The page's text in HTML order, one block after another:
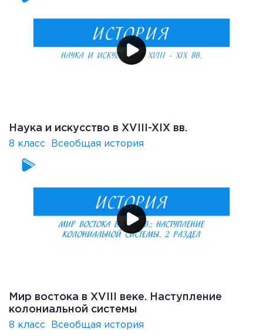
Наука и искусство в XVIII-XIX вв.
8 класс Всеобщая история
Мир востока в XVIII веке. Наступление
колониальной системы
8 класс Всеобщая история